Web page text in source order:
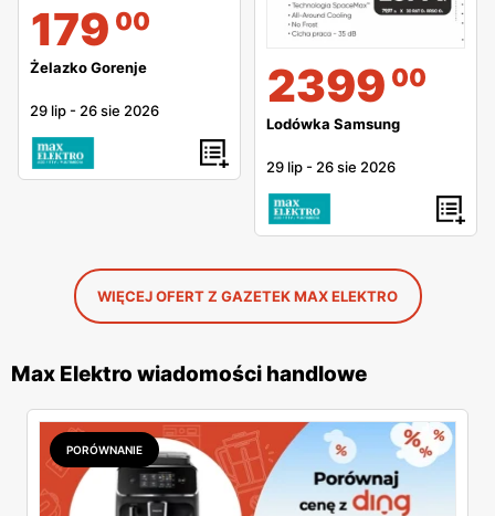
179 00
Żelazko Gorenje
29 lip - 26 sie 2026 2399 00
Lodówka Samsung
29 lip - 26 sie 2026
WIĘCEJ OFERT Z GAZETEK MAX ELEKTRO
Max Elektro wiadomości handlowe
PORÓWNANIE